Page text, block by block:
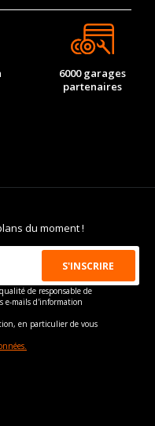
6000 garages
partenaires
du moment !
de responsable de
e-mails d'information
en particulier de vous